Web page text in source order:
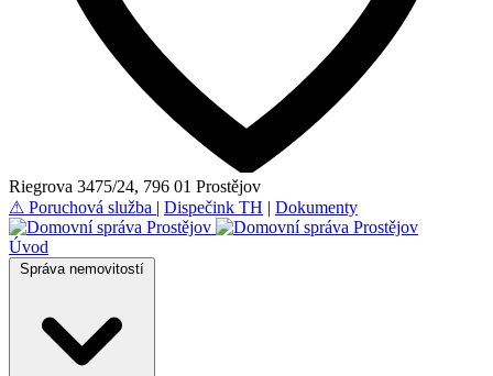
Riegrova 3475/24, 796 01 Prostějov
⚠ Poruchová služba | Dispečink TH | Dokumenty
Úvod
Správa nemovitostí